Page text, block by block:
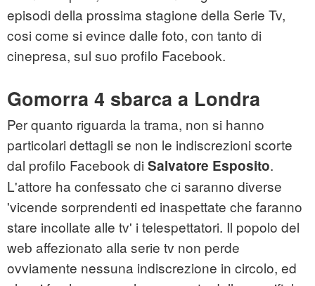
episodi della prossima stagione della Serie Tv,
cosi come si evince dalle foto, con tanto di
cinepresa, sul suo profilo Facebook.
Gomorra 4 sbarca a Londra
Per quanto riguarda la trama, non si hanno
particolari dettagli se non le indiscrezioni scorte
dal profilo Facebook di Salvatore Esposito.
L'attore ha confessato che ci saranno diverse
'vicende sorprendenti ed inaspettate che faranno
stare incollate alle tv' i telespettatori. Il popolo del
web affezionato alla serie tv non perde
ovviamente nessuna indiscrezione in circolo, ed